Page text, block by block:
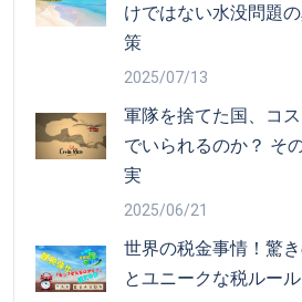
けではない水没問題
策
2025/07/13
軍隊を捨てた国、コ
でいられるのか？ そ
実
2025/06/21
世界の税金事情！驚
とユニークな税ルール